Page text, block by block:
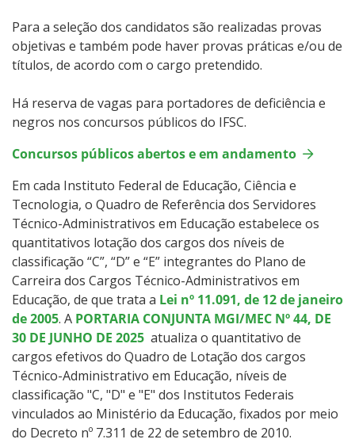
Para a seleção dos candidatos são realizadas provas
objetivas e também pode haver provas práticas e/ou de
títulos, de acordo com o cargo pretendido.
Há reserva de vagas para portadores de deficiência e
negros nos concursos públicos do IFSC.
Concursos públicos abertos e em andamento
Em cada Instituto Federal de Educação, Ciência e
Tecnologia, o Quadro de Referência dos Servidores
Técnico-Administrativos em Educação estabelece os
quantitativos lotação dos cargos dos níveis de
classificação “C”, “D” e “E” integrantes do Plano de
Carreira dos Cargos Técnico-Administrativos em
Educação, de que trata a Lei nº 11.091, de 12 de janeiro
de 2005. A PORTARIA CONJUNTA MGI/MEC Nº 44, DE
30 DE JUNHO DE 2025 atualiza o quantitativo de
cargos efetivos do Quadro de Lotação dos cargos
Técnico-Administrativo em Educação, níveis de
classificação "C, "D" e "E" dos Institutos Federais
vinculados ao Ministério da Educação, fixados por meio
do Decreto nº 7.311 de 22 de setembro de 2010.